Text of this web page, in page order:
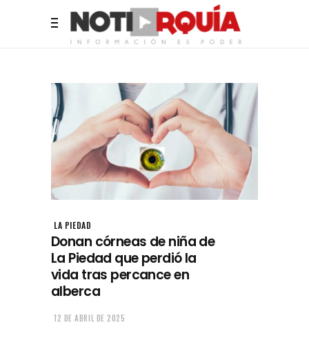
LA PIEDAD
Donan córneas de niña de
La Piedad que perdió la
vida tras percance en
alberca
12 DE ABRIL DE 2025